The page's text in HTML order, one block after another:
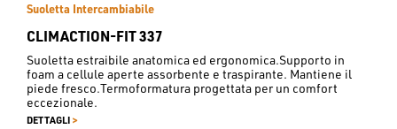
Suoletta Intercambiabile
CLIMACTION-FIT 337
Suoletta estraibile anatomica ed ergonomica.Supporto in
foam a cellule aperte assorbente e traspirante. Mantiene il
piede fresco.Termoformatura progettata per un comfort
eccezionale.
DETTAGLI >